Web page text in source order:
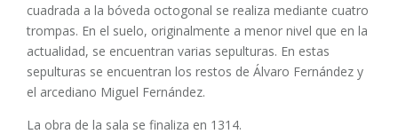
cuadrada a la bóveda octogonal se realiza mediante cuatro
trompas. En el suelo, originalmente a menor nivel que en la
actualidad, se encuentran varias sepulturas. En estas
sepulturas se encuentran los restos de Álvaro Fernández y
el arcediano Miguel Fernández.
La obra de la sala se finaliza en 1314.